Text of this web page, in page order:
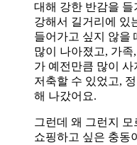
대해 강한 반감을
강해서 길거리에 있
들어가고 싶지 않을
많이 나아졌고, 가족
가 예전만큼 많이 사
저축할 수 있었고,
해 나갔어요.
그런데 왜 그런지
쇼핑하고 싶은 충동